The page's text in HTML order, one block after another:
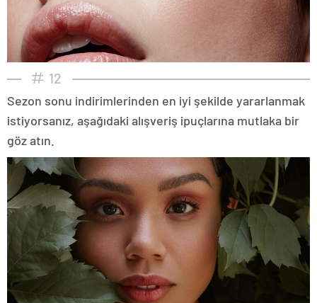
12
Sezon sonu indirimlerinden en iyi şekilde yararlanmak
istiyorsanız, aşağıdaki alışveriş ipuçlarına mutlaka bir
göz atın.